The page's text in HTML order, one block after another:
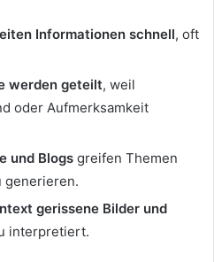
Informationen schnell, oft
werden geteilt, weil
oder Aufmerksamkeit
und Blogs greifen Themen
generieren.
gerissene Bilder und
interpretiert.